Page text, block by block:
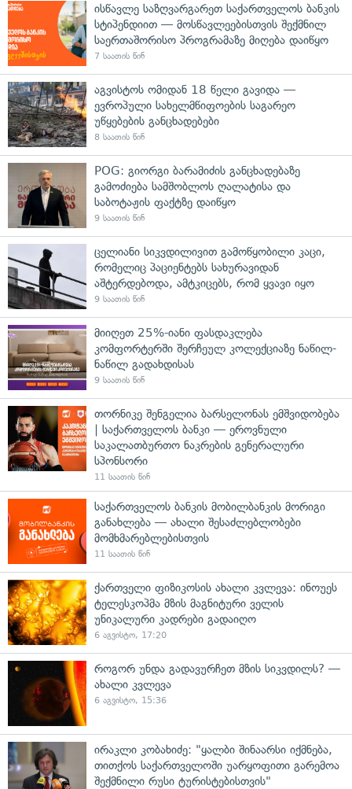
ისწავლე საზღვარგარეთ საქართველოს ბანკის
სტიპენდიით — მოსწავლეებისთვის შექმნილ
საერთაშორისო პროგრამაზე მიღება დაიწყო
7 საათის წინ
აგვისტოს ომიდან 18 წელი გავიდა —
ევროპული სახელმწიფოების საგარეო
უწყებების განცხადებები
8 საათის წინ
POG: გიორგი ბარამიძის განცხადებაზე
გამოძიება სამშობლოს ღალატისა და
საბოტაჟის ფაქტზე დაიწყო
9 საათის წინ
ცელიანი სიკვდილივით გამოწყობილი კაცი,
რომელიც პაციენტებს სახურავიდან
აშტერდებოდა, ამტკიცებს, რომ ყვავი იყო
9 საათის წინ
მიიღეთ 25%-იანი ფასდაკლება
კომფორტერში შერჩეულ კოლექციაზე ნაწილ-
ნაწილ გადახდისას
9 საათის წინ
თორნიკე შენგელია ბარსელონას ემშვიდობება
| საქართველოს ბანკი — ეროვნული
საკალათბურთო ნაკრების გენერალური
სპონსორი
11 საათის წინ
საქართველოს ბანკის მობილბანკის მორიგი
განახლება — ახალი შესაძლებლობები
მომხმარებლებისთვის
11 საათის წინ
ქართველი ფიზიკოსის ახალი კვლევა: ინოუეს
ტელესკოპმა მზის მაგნიტური ველის
უნიკალური კადრები გადაიღო
6 აგვისტო, 17:20
როგორ უნდა გადავურჩეთ მზის სიკვდილს? —
ახალი კვლევა
6 აგვისტო, 15:36
ირაკლი კობახიძე: "ყალბი შინაარსი იქმნება,
თითქოს საქართველოში უარყოფითი გარემოა
შექმნილი რუსი ტურისტებისთვის"